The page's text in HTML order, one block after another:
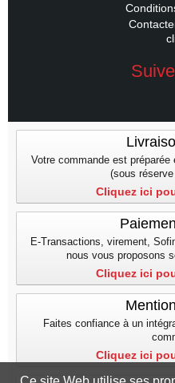
Votre commande est
(sous
Cliquez ici
E-Transactions, virement,
nous vous proposons
Cliquez ici
Faites confiance à un
Cliquez ici